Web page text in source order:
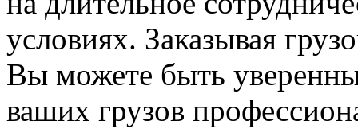
условиях. Заказывая
Вы можете быть
ваших грузов